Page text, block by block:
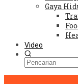
Gaya
Video